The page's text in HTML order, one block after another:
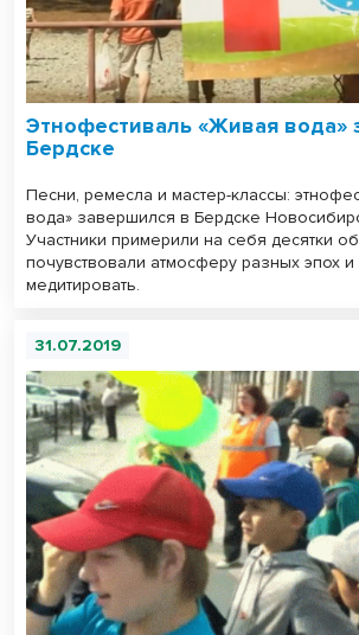
Этнофестиваль «Живая вода»
Бердске
Песни, ремесла и мастер-классы:
вода» завершился в Бердске
Участники примерили на себя десятки
почувствовали атмосферу разных эпох и
медитировать.
31.07.2019